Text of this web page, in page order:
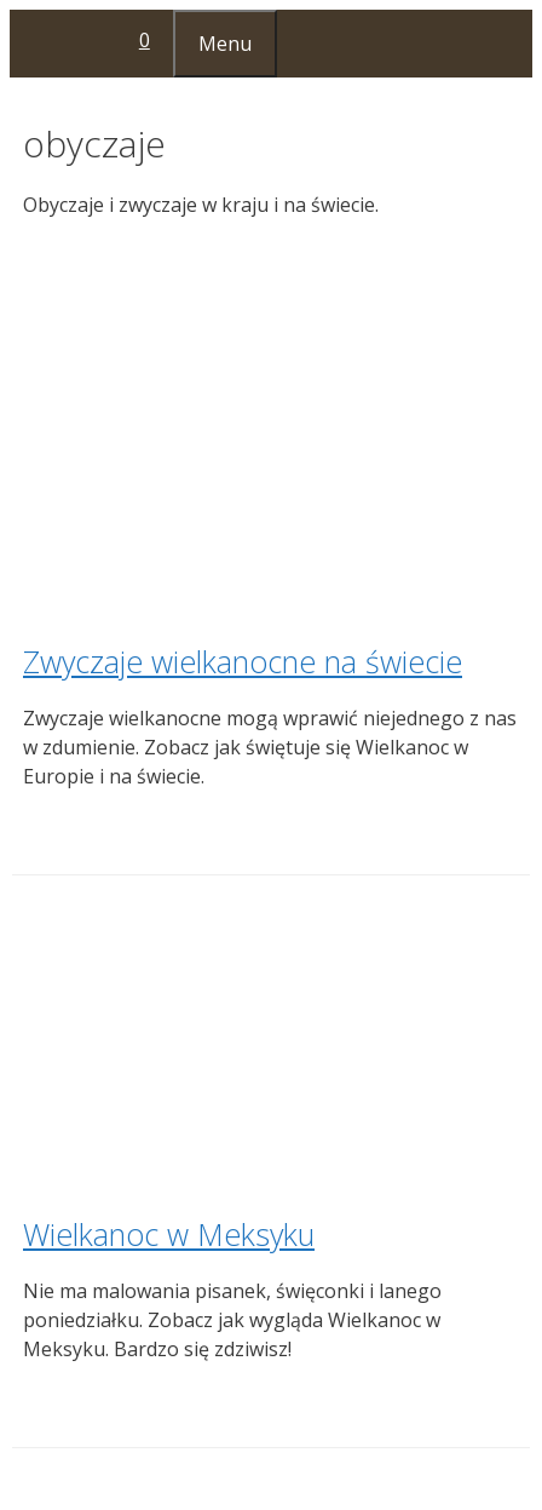
treści
0 Menu
obyczaje
Obyczaje i zwyczaje w kraju i na świecie.
Zwyczaje wielkanocne na świecie
Zwyczaje wielkanocne mogą wprawić niejednego z nas
w zdumienie. Zobacz jak świętuje się Wielkanoc w
Europie i na świecie.
Wielkanoc w Meksyku
Nie ma malowania pisanek, święconki i lanego
poniedziałku. Zobacz jak wygląda Wielkanoc w
Meksyku. Bardzo się zdziwisz!